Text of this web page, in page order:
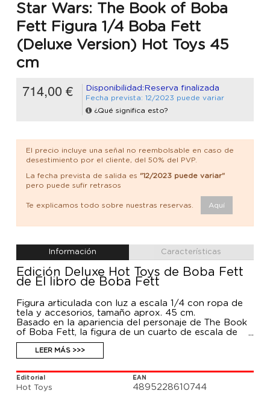
Star Wars: The Book of Boba
Fett Figura 1/4 Boba Fett
(Deluxe Version) Hot Toys 45
cm
714,00 € Disponibilidad:Reserva finalizada
Fecha prevista: 12/2023 puede variar
¿Qué significa esto?
El precio incluye una señal no reembolsable en caso de
desestimiento por el cliente, del 50% del PVP.
La fecha prevista de salida es "12/2023 puede variar"
pero puede sufir retrasos
Te explicamos todo sobre nuestras reservas. Aquí
Información Características
Edición Deluxe Hot Toys de Boba Fett
de El libro de Boba Fett
Figura articulada con luz a escala 1/4 con ropa de
tela y accesorios, tamaño aprox. 45 cm.
Basado en la apariencia del personaje de The Book
of Boba Fett, la figura de un cuarto de escala de
alta precisión mide aproximadamente 45 cm de
altura, presenta una armadura y un casco
meticulosamente elaborados, una cabeza esculpida
intercambiable con una apariencia deslumbrante, un
atuendo especialmente diseñado, un jetpack
acoplable, rifle bláster, hologramas en miniatura y
LEER MÁS >>>
Editorial
Hot Toys
EAN
4895228610744